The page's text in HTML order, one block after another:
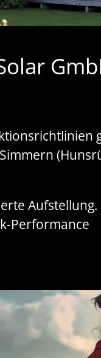
Performance